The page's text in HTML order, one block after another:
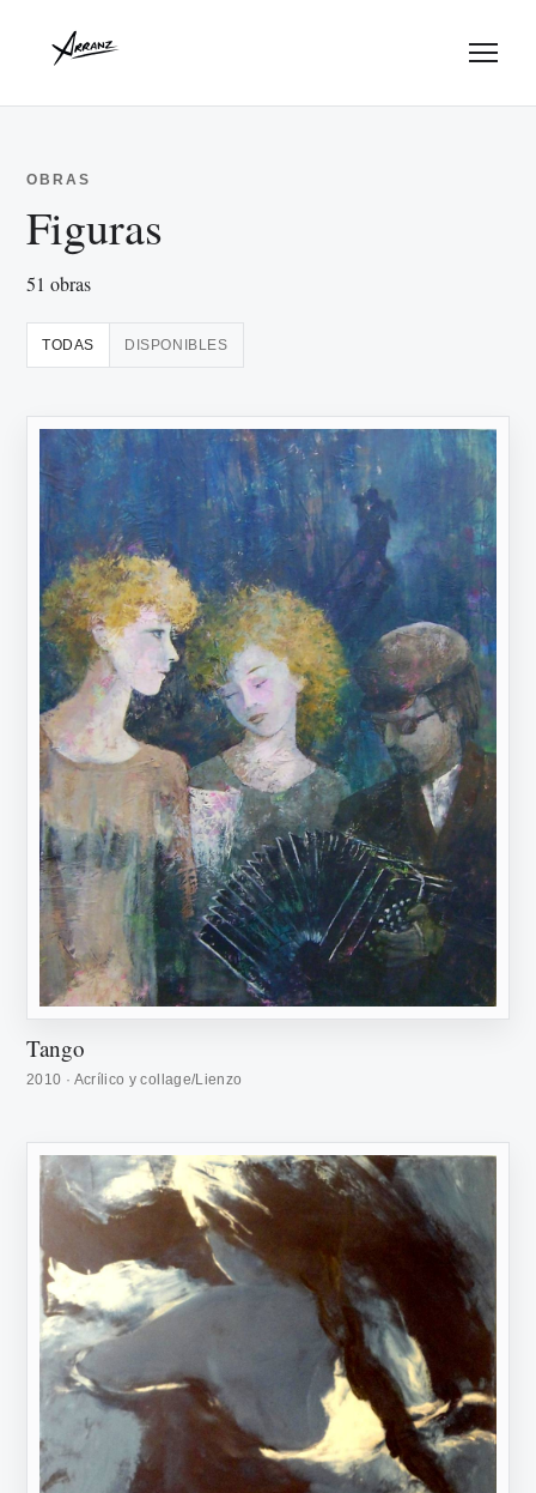
OBRAS
Figuras
51 obras
TODAS DISPONIBLES
Tango
2010 · Acrílico y collage/Lienzo